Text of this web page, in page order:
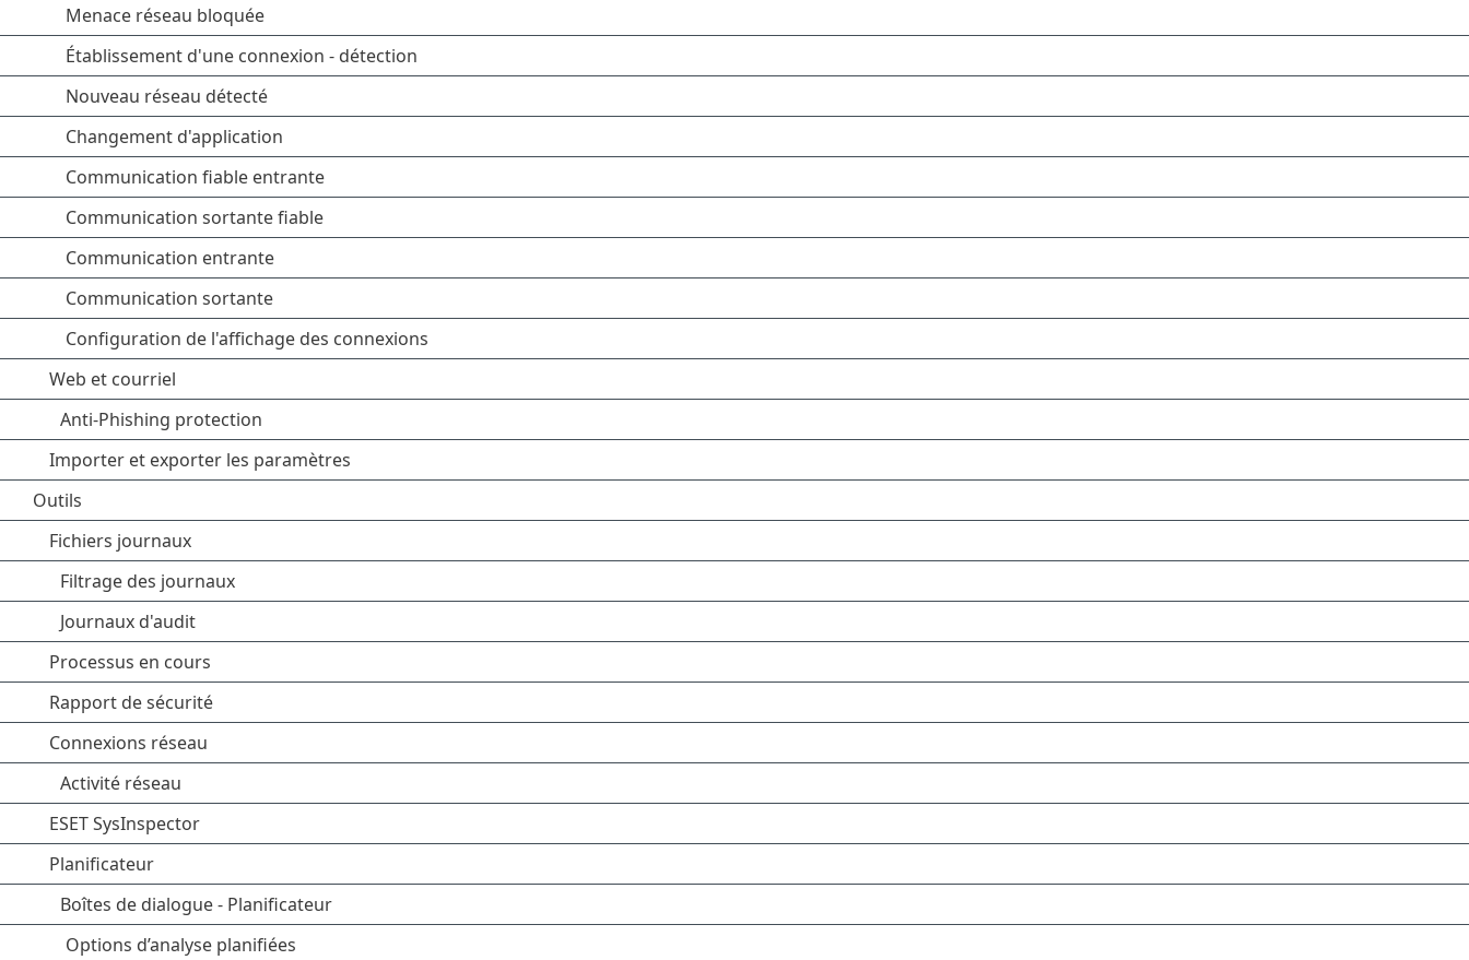
Menace réseau bloquée
Établissement d'une connexion - détection
Nouveau réseau détecté
Changement d'application
Communication fiable entrante
Communication sortante fiable
Communication entrante
Communication sortante
Configuration de l'affichage des connexions
Web et courriel
Anti-Phishing protection
Importer et exporter les paramètres
Outils
Fichiers journaux
Filtrage des journaux
Journaux d'audit
Processus en cours
Rapport de sécurité
Connexions réseau
Activité réseau
ESET SysInspector
Planificateur
Boîtes de dialogue - Planificateur
Options d’analyse planifiées